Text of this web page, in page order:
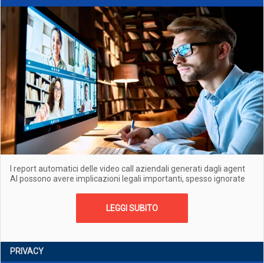
I report automatici delle video call aziendali generati dagli agent
AI possono avere implicazioni legali importanti, spesso ignorate
LEGGI SUBITO
PRIVACY